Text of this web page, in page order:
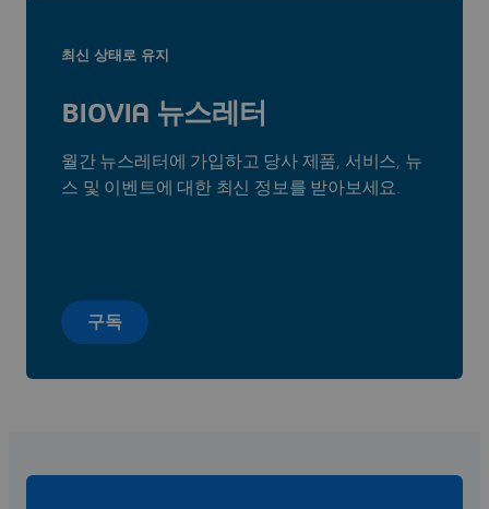
최신 상태로 유지
BIOVIA 뉴스레터
월간 뉴스레터에 가입하고 당사 제품, 서비스, 뉴
스 및 이벤트에 대한 최신 정보를 받아보세요.
구독